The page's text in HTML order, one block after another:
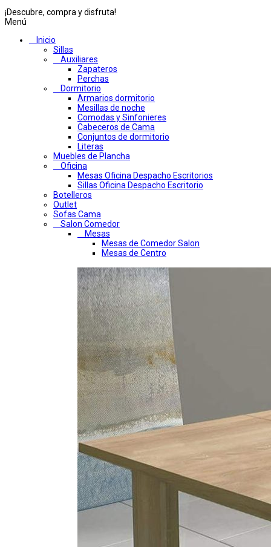
¡Descubre, compra y disfruta!
Menú
Inicio
Sillas
Auxiliares
Zapateros
Perchas
Dormitorio
Armarios dormitorio
Mesillas de noche
Comodas y Sinfonieres
Cabeceros de Cama
Conjuntos de dormitorio
Literas
Muebles de Plancha
Oficina
Mesas Oficina Despacho Escritorios
Sillas Oficina Despacho Escritorio
Botelleros
Outlet
Sofas Cama
Salon Comedor
Mesas
Mesas de Comedor Salon
Mesas de Centro